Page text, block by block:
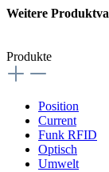
Weitere
Produkte
Position
Current
Funk RFID
Optisch
Umwelt